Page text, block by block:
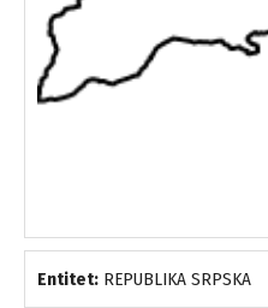
Entitet: REPUBLIKA SRPSKA